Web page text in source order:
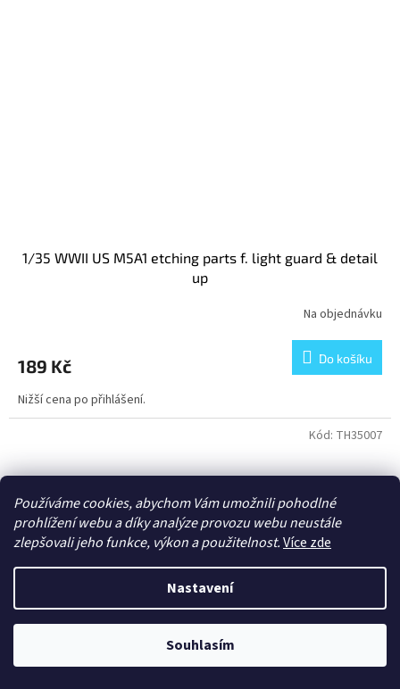
Používáme cookies, abychom Vám umožnili pohodlné
prohlížení webu a díky analýze provozu webu neustále
zlepšovali jeho funkce, výkon a použitelnost.Více zde
Nastavení
Souhlasím
1/35 WWII US M5A1 etching parts f. light guard & detail
up
Na objednávku
189 Kč Do košíku
Nižší cena po přihlášení.
Kód: TH35007